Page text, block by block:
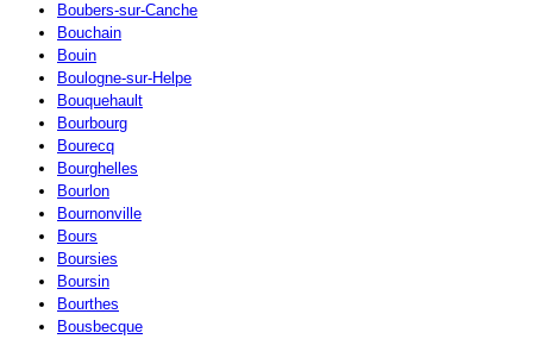
Boubers-sur-Canche
Bouchain
Bouin
Boulogne-sur-Helpe
Bouquehault
Bourbourg
Bourecq
Bourghelles
Bourlon
Bournonville
Bours
Boursies
Boursin
Bourthes
Bousbecque